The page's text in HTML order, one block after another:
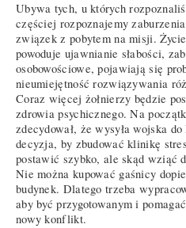
Ubywa tych, u których
częściej rozpoznajemy
związek z pobytem na misji.
powoduje ujawnianie słabości,
osobowościowe, pojawiają się
nieumiejętność rozwiązywania
Coraz więcej żołnierzy będzie
zdrowia psychicznego. Na
zdecydował, że wysyła wojska
decyzja, by zbudować klinikę
postawić szybko, ale skąd wziąć
Nie można kupować gaśnicy
budynek. Dlatego trzeba
aby być przygotowanym i
nowy konflikt.